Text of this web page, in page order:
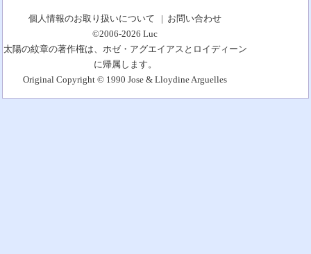
個人情報のお取り扱いについて
お問い合わせ
©2006-2026Luc
太陽の紋章の著作権は、ホゼ・アグエイアスとロイディーン
に帰属します。
Original Copyright © 1990 Jose & Lloydine Arguelles